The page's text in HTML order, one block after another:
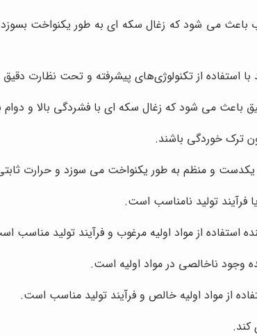
باعث می شود که زغال سکه ای به طور یکنواخت
استفاده از تکنولوژی‌های پیشرفته و تحت نظارت
باعث می شود که زغال سکه ای با فشردگی بالا و
ترک خوردگی باشند.
و منظم به طور یکنواخت می سوزد و حرارت ثابتی
فرآیند تولید نامناسب است.
از مواد اولیه مرغوب و فرآیند تولید مناسب
وجود ناخالصی در مواد اولیه است.
از مواد اولیه خالص و فرآیند تولید مناسب است.
کند.